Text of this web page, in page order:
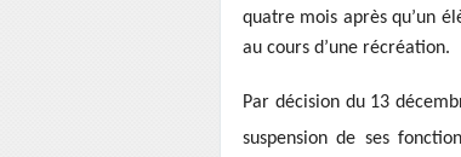
quatre mois après qu’un
au cours d’une récréation.
Par décision du 13
suspension de ses